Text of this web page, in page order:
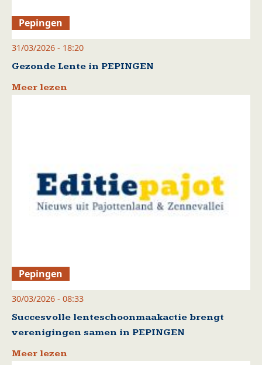
Pepingen
31/03/2026 - 18:20
Gezonde Lente in PEPINGEN
Meer lezen
Pepingen
30/03/2026 - 08:33
Succesvolle lenteschoonmaakactie brengt
verenigingen samen in PEPINGEN
Meer lezen